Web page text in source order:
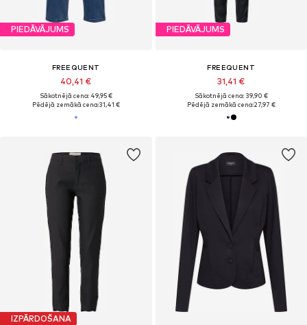
PIEDĀVĀJUMS
FREEQUENT
40,41 €
Sākotnējā cena: 49,95 €
Pēdējā zemākā cena:31,41 €
PIEDĀVĀJUMS
FREEQUENT
31,41 €
Sākotnējā cena: 39,90 €
Pēdējā zemākā cena:27,97 €
IZPĀRDOŠANA